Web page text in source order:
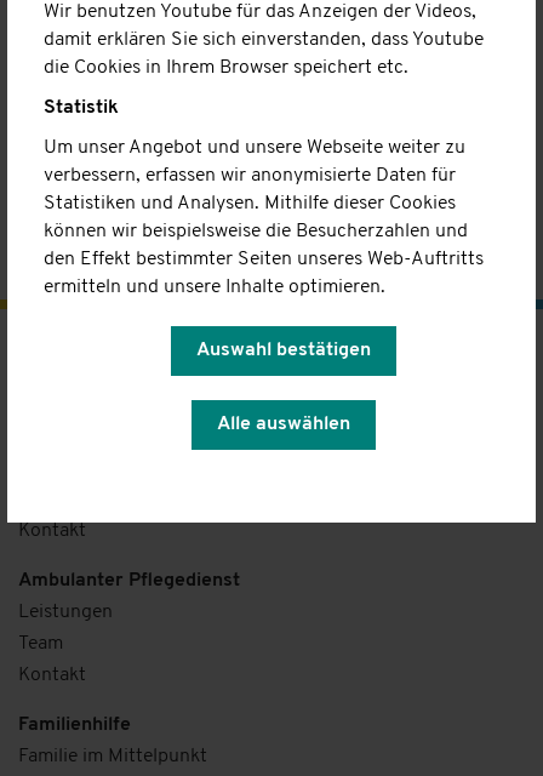
Wir benutzen Youtube für das Anzeigen der Videos,
damit erklären Sie sich einverstanden, dass Youtube
die Cookies in Ihrem Browser speichert etc.
Statistik
Um unser Angebot und unsere Webseite weiter zu
verbessern, erfassen wir anonymisierte Daten für
Statistiken und Analysen. Mithilfe dieser Cookies
können wir beispielsweise die Besucherzahlen und
den Effekt bestimmter Seiten unseres Web-Auftritts
ermitteln und unsere Inhalte optimieren.
Auswahl bestätigen
Alle auswählen
09.07.2026
Unser Maskottchen bekommt Verstärkung durch Elfie
4
Kontakt
Ambulanter Pflegedienst
Leistungen
Team
Kontakt
Familienhilfe
Familie im Mittelpunkt